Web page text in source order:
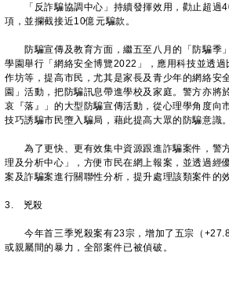
「反詐騙協調中心」持續發揮效用，勸止超過
項，並攔截接近10億元騙款。
防騙宣傳及教育方面，繼五至八月的「防騙季
學園舉行「網絡安全博覽2022」，應用科技並透
作坊等，提高市民，尤其是家長及青少年的網絡安
園」活動，把防騙訊息帶進學校及家庭。警方亦將
哀『落』」的大型防騙宣傳活動，從心理學角度向
技巧誘騙市民墮入騙局，藉此提高大眾的防騙意識。
為了更快、更有效集中資源跟進詐騙案件，警
理及分析中心」，方便市民在網上報案，並透過經
案及詐騙案進行關聯性分析，提升處理該類案件的
3. 兇殺
今年首三季兇殺案有23宗，增加了五宗（
或親屬間的暴力，全部案件已被偵破。